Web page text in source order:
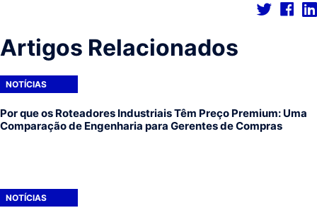
Artigos Relacionados
NOTÍCIAS
Por que os Roteadores Industriais Têm Preço Premium: Uma
Comparação de Engenharia para Gerentes de Compras
NOTÍCIAS